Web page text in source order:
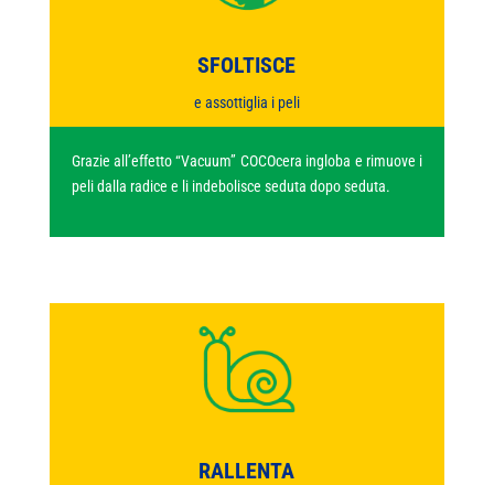
SFOLTISCE
e assottiglia i peli
Grazie all’effetto “Vacuum” COCOcera ingloba e rimuove i
peli dalla radice e li indebolisce seduta dopo seduta.
RALLENTA